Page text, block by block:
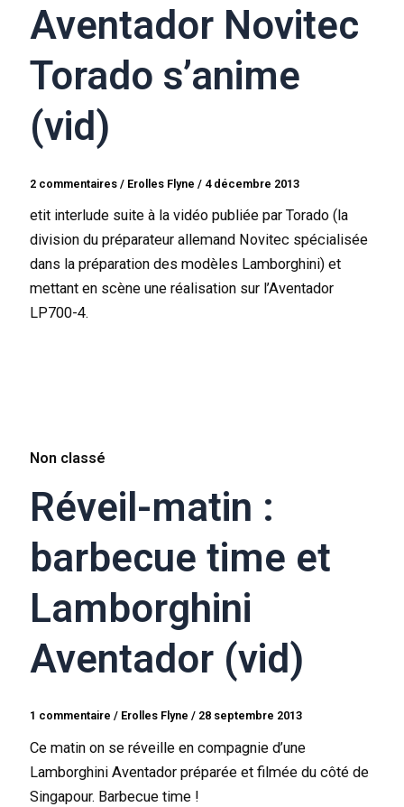
Aventador Novitec
Torado s’anime
(vid)
2 commentaires / Erolles Flyne/ 4 décembre 2013
etit interlude suite à la vidéo publiée par Torado (la
division du préparateur allemand Novitec spécialisée
dans la préparation des modèles Lamborghini) et
mettant en scène une réalisation sur l’Aventador
LP700-4.
Non classé
Réveil-matin :
barbecue time et
Lamborghini
Aventador (vid)
1 commentaire / Erolles Flyne/ 28 septembre 2013
Ce matin on se réveille en compagnie d’une
Lamborghini Aventador préparée et filmée du côté de
Singapour. Barbecue time !